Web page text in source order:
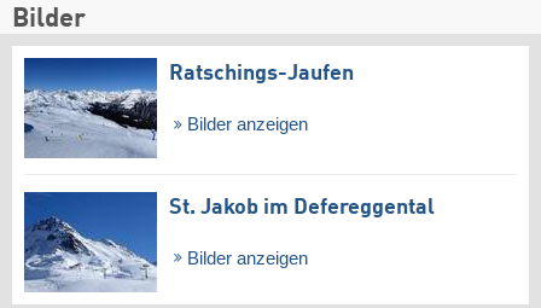
Bilder
Ratschings-Jaufen
Bilder anzeigen
St. Jakob im Defereggental
Bilder anzeigen